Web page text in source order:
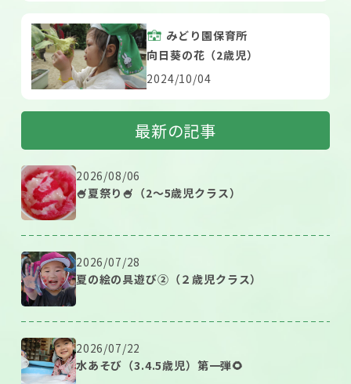
みどり園保育所
向日葵の花（2歳児）
2024/10/04
最新の記事
2026/08/06
🍧夏祭り🍧（2～5歳児クラス）
2026/07/28
夏の絵の具遊び②（２歳児クラス）
2026/07/22
水あそび（3.4.5歳児）第一弾🌻